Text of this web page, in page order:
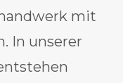
mit
In unserer